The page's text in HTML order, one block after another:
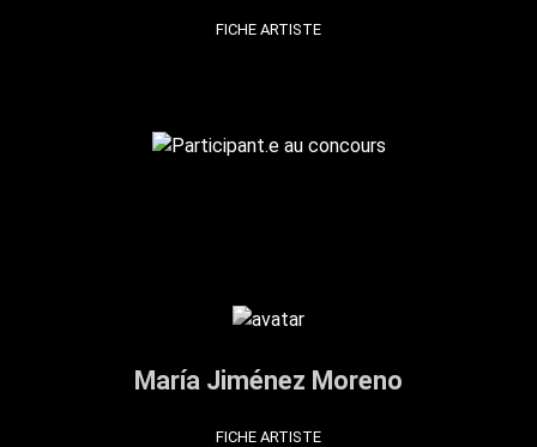
FICHE ARTISTE
María Jiménez Moreno
FICHE ARTISTE